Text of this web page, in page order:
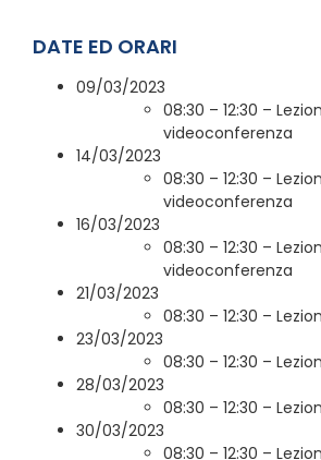
DATE ED ORARI
09/03/2023
08:30 – 12:30 –
videoconferenza
14/03/2023
08:30 – 12:30 –
videoconferenza
16/03/2023
08:30 – 12:30 –
videoconferenza
21/03/2023
08:30 – 12:30 –
23/03/2023
08:30 – 12:30 –
28/03/2023
08:30 – 12:30 –
30/03/2023
08:30 – 12:30 –